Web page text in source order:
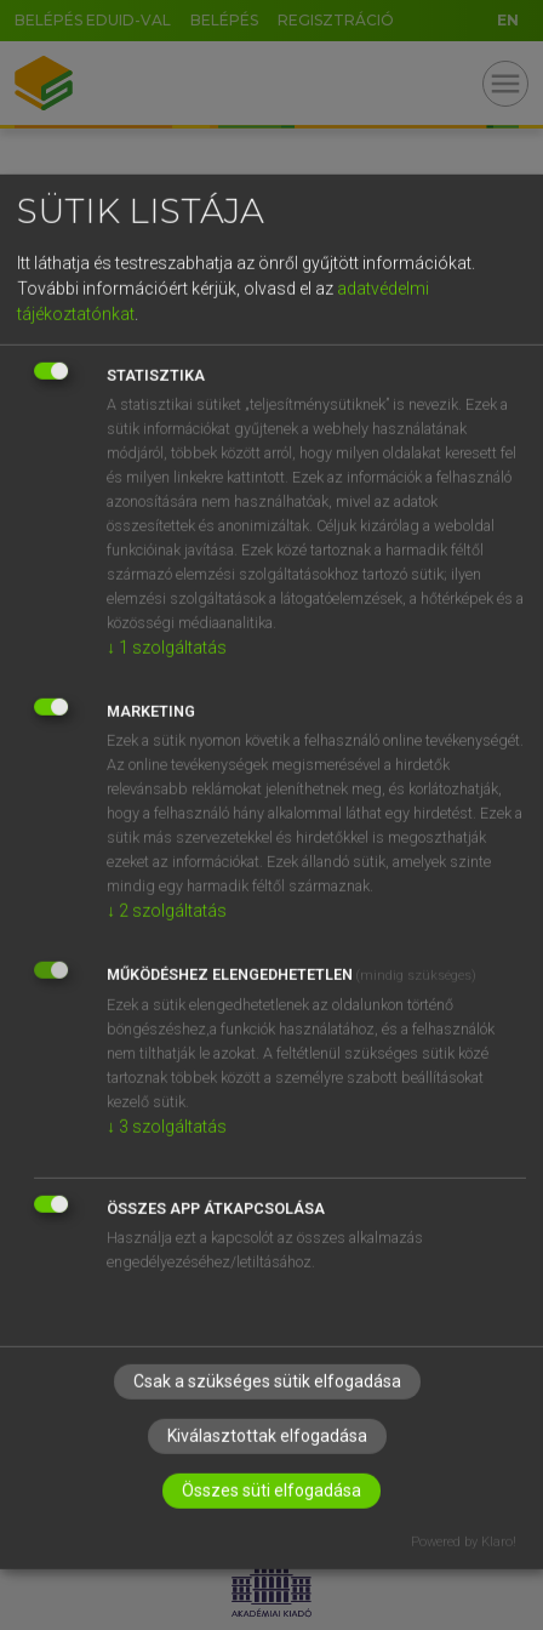
BELÉPÉS EDUID-VAL BELÉPÉS REGISZTRÁCIÓ EN
menu
OOOOPS!
SZOTAR.NET APPLIKÁCIÓ
MICROSOFT OFFICE BŐVÍTMÉNY
BEÉPÜLŐ SZÓTÁRMODUL
ONLINE NYELVVIZSGA
EGYÉNI FELHASZNÁLÓKNAK
TANULÓKNAK
OKTATÁSI INTÉZMÉNYEKNEK
VÁLLALATI MEGOLDÁSOK
RÓLUNK
ELÉRHETŐSÉG
SÜTI BEÁLLÍTÁSOK
LICENCSZERZŐDÉS ADATVÉDELEM
SÜTIK LISTÁJA
Itt láthatja és testreszabhatja az önről gyűjtött információkat.
További információért kérjük, olvasd el az adatvédelmi
tájékoztatónkat
STATISZTIKA
A statisztikai sütiket „teljesítménysütiknek” is nevezik. Ezek a
sütik információkat gyűjtenek a webhely használatának
módjáról, többek között arról, hogy milyen oldalakat keresett fel
és milyen linkekre kattintott. Ezek az információk a felhasználó
azonosítására nem használhatóak, mivel az adatok
összesítettek és anonimizáltak. Céljuk kizárólag a weboldal
funkcióinak javítása. Ezek közé tartoznak a harmadik féltől
származó elemzési szolgáltatásokhoz tartozó sütik; ilyen
elemzési szolgáltatások a látogatóelemzések, a hőtérképek és a
közösségi médiaanalitika.
↓ 1 szolgáltatás
MARKETING
Ezek a sütik nyomon követik a felhasználó online tevékenységét.
Az online tevékenységek megismerésével a hirdetők
relevánsabb reklámokat jeleníthetnek meg, és korlátozhatják,
hogy a felhasználó hány alkalommal láthat egy hirdetést. Ezek a
sütik más szervezetekkel és hirdetőkkel is megoszthatják
ezeket az információkat. Ezek állandó sütik, amelyek szinte
mindig egy harmadik féltől származnak.
↓ 2 szolgáltatás
MŰKÖDÉSHEZ ELENGEDHETETLEN (mindig szükséges)
Ezek a sütik elengedhetetlenek az oldalunkon történő
böngészéshez,a funkciók használatához, és a felhasználók
nem tilthatják le azokat. A feltétlenül szükséges sütik közé
tartoznak többek között a személyre szabott beállításokat
kezelő sütik.
↓ 3 szolgáltatás
ÖSSZES APP ÁTKAPCSOLÁSA
Használja ezt a kapcsolót az összes alkalmazás
engedélyezéséhez/letiltásához.
Csak a szükséges sütik elfogadása
Kiválasztottak elfogadása
Összes süti elfogadása
Powered by Klaro!
GR
5
g h k l
v b n m , . - AltGr